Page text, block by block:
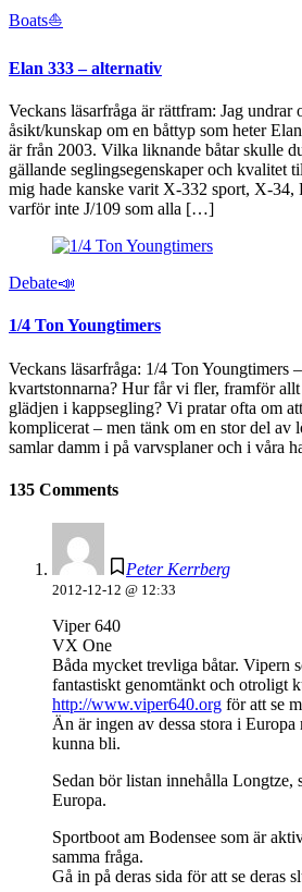
Boats⛵️
Elan 333 – alternativ
Veckans läsarfråga är rättfram: Jag undrar
åsikt/kunskap om en båttyp som heter
är från 2003. Vilka liknande båtar skulle
gällande seglingsegenskaper och kvalitet
mig hade kanske varit X‑332 sport,
varför inte J/109 som alla […]
Debate📣
1/4 Ton Youngtimers
Veckans läsarfråga: 1/4 Ton Youngtimers
kvartstonnarna? Hur får vi fler, framför allt
glädjen i kappsegling? Vi pratar ofta om
komplicerat – men tänk om en stor del av
samlar damm i på varvsplaner och i våra
135 Comments
Peter Kerrberg
2012-12-12 @ 12:33
Viper 640
VX One
Båda mycket trevliga båtar. Vipern
fantastiskt genomtänkt och otroligt
http://www.viper640.org för att se
Än är ingen av dessa stora i
kunna bli.
Sedan bör listan innehålla Longtze,
Europa.
Sportboot am Bodensee som är
samma fråga.
Gå in på deras sida för att se deras